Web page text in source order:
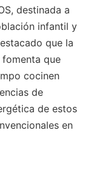
destinada a
infantil y
que la
que
cocinen
de
de estos
en